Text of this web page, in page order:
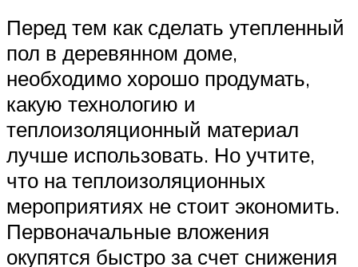
Перед тем как сделать утепленный
пол в деревянном доме,
необходимо хорошо продумать,
какую технологию и
теплоизоляционный материал
лучше использовать. Но учтите,
что на теплоизоляционных
мероприятиях не стоит экономить.
Первоначальные вложения
окупятся быстро за счет снижения